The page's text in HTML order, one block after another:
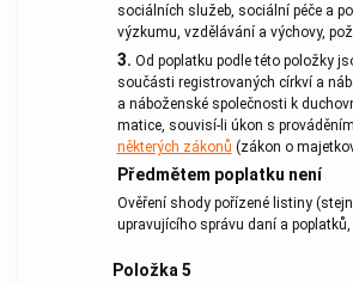
sociálních služeb, sociální péče a
výzkumu, vzdělávání a výchovy,
3. Od poplatku podle této položky
součásti registrovaných církví a
a náboženské společnosti k
matice, souvisí-li úkon s prováděním
některých zákonů (zákon o
Předmětem poplatku není
Ověření shody pořízené listiny
upravujícího správu daní a poplatků
Položka5